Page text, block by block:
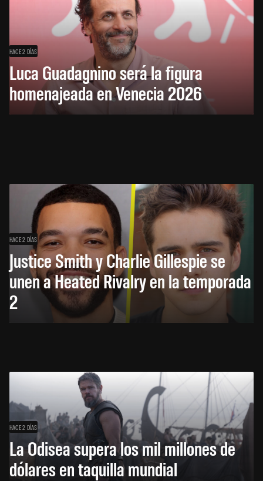
HACE 2 DÍAS
Luca Guadagnino será la figura
homenajeada en Venecia 2026
HACE 2 DÍAS
Justice Smith y Charlie Gillespie se
unen a Heated Rivalry en la temporada
2
HACE 2 DÍAS
La Odisea supera los mil millones de
dólares en taquilla mundial